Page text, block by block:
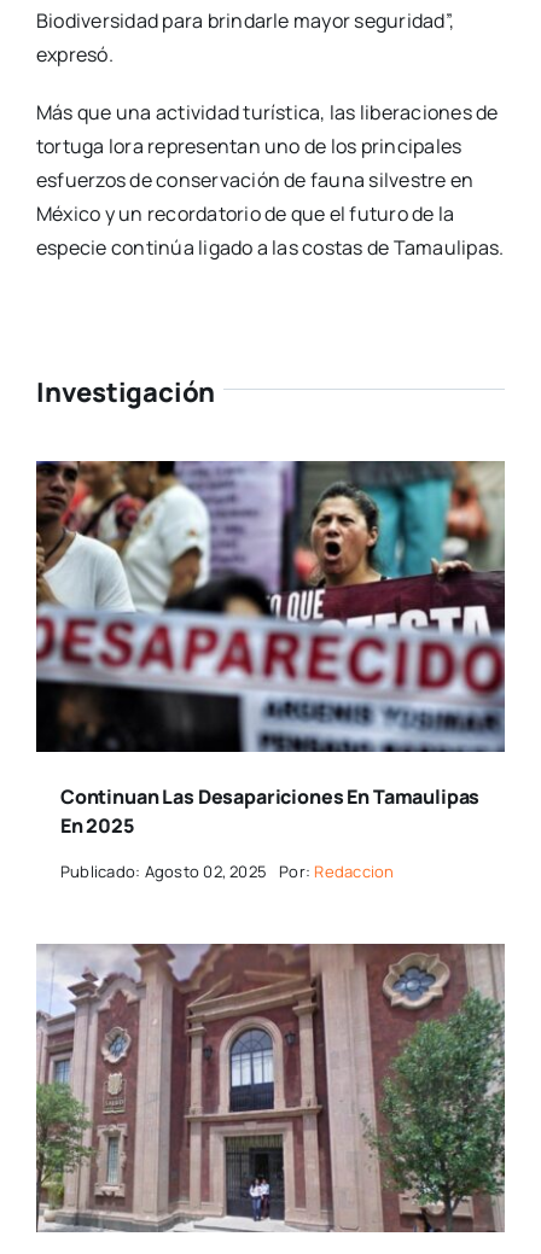
Biodiversidad para brindarle mayor seguridad”,
expresó.
Más que una actividad turística, las liberaciones de
tortuga lora representan uno de los principales
esfuerzos de conservación de fauna silvestre en
México y un recordatorio de que el futuro de la
especie continúa ligado a las costas de Tamaulipas.
Investigación
Continuan Las Desapariciones En Tamaulipas
En 2025
Publicado: Agosto 02, 2025 Por: Redaccion